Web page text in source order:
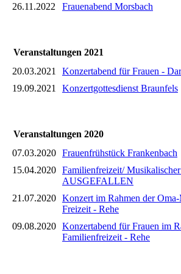
26.11.2022
Frauenabend Morsbach
Veranstaltungen 2021
20.03.2021
Konzertabend für Frauen -
19.09.2021
Konzertgottesdienst Braunfels
Veranstaltungen 2020
07.03.2020 Frauenfrühstück Frankenbach
15.04.2020 Familienfreizeit/
AUSGEFALLEN
21.07.2020 Konzert im Rahmen der
Freizeit - Rehe
09.08.2020 Konzertabend für Frauen im
Familienfreizeit - Rehe